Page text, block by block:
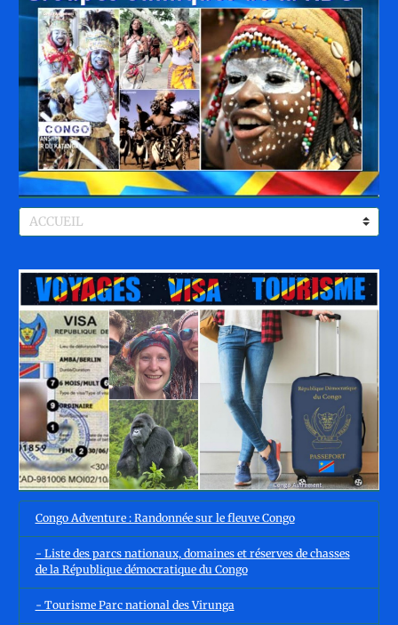
Congo Adventure : Randonnée sur le fleuve Congo
- Liste des parcs nationaux, domaines et réserves de chasses
de la République démocratique du Congo
- Tourisme Parc national des Virunga